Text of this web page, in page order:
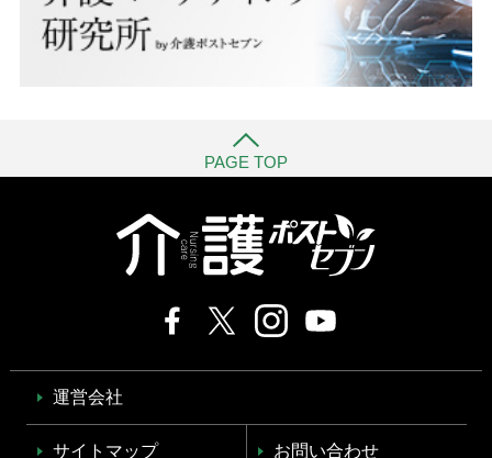
PAGE TOP
運営会社
サイトマップ お問い合わせ